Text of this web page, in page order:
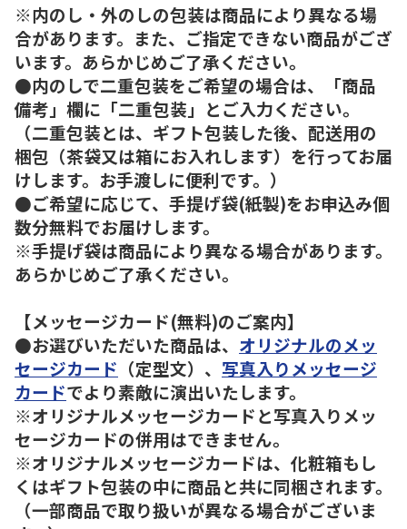
※内のし・外のしの包装は商品により異なる場
合があります。また、ご指定できない商品がござ
います。あらかじめご了承ください。
●内のしで二重包装をご希望の場合は、「商品
備考」欄に「二重包装」とご入力ください。
（二重包装とは、ギフト包装した後、配送用の
梱包（茶袋又は箱にお入れします）を行ってお届
けします。お手渡しに便利です。）
●ご希望に応じて、手提げ袋(紙製)をお申込み個
数分無料でお届けします。
※手提げ袋は商品により異なる場合があります。
あらかじめご了承ください。
【メッセージカード(無料)のご案内】
●お選びいただいた商品は、 オリジナルのメッ
セージカード （定型文）、 写真入りメッセージ
カードでより素敵に演出いたします。
※オリジナルメッセージカードと写真入りメッ
セージカードの併用はできません。
※オリジナルメッセージカードは、化粧箱もし
くはギフト包装の中に商品と共に同梱されます。
（一部商品で取り扱いが異なる場合がございま